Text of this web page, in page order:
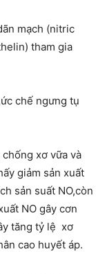
mạch (nitric
tham gia
chế ngưng tụ
xơ vữa và
giảm sản xuất
sản suất NO,còn
NO gây cơn
tăng tỷ lệ xơ
cao huyết áp.